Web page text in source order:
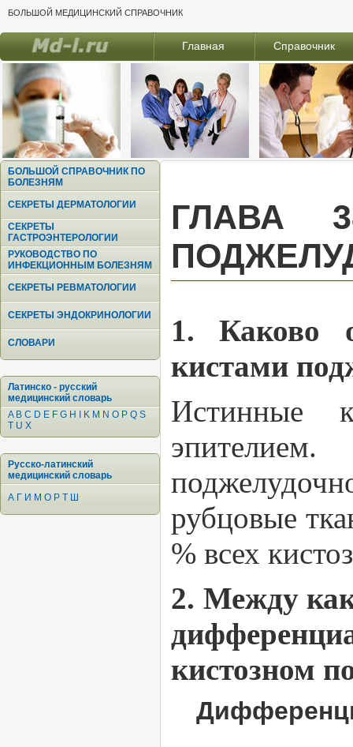
БОЛЬШОЙ МЕДИЦИНСКИЙ СПРАВОЧНИК
Главная Справочник
БОЛЬШОЙ СПРАВОЧНИК ПО
БОЛЕЗНЯМ
СЕКРЕТЫ ДЕРМАТОЛОГИИ
СЕКРЕТЫ
ГАСТРОЭНТЕРОЛОГИИ
РУКОВОДСТВО ПО
ИНФЕКЦИОННЫМ БОЛЕЗНЯМ
СЕКРЕТЫ РЕВМАТОЛОГИИ
СЕКРЕТЫ ЭНДОКРИНОЛОГИИ
СЛОВАРИ
Латинско - русский
медицинский словарь
A B C D E F G H K M N O P Q S
T U X
Русско-латинский
медицинский словарь
А Г И М О Р Т Ш
ГЛАВА
1. Каково
кистами
Истинные
рубцовые
% всех
2. Между
кистозном